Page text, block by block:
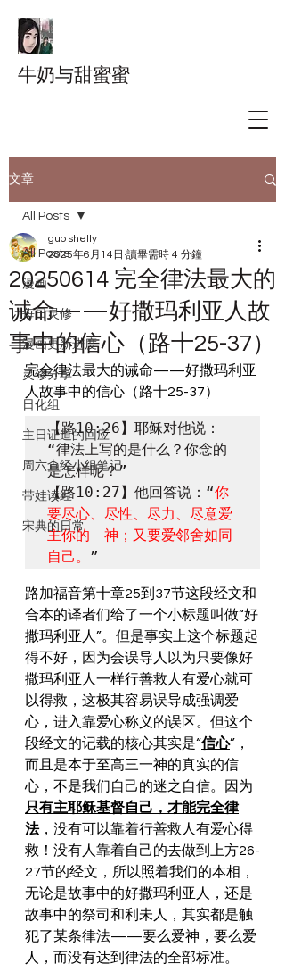
牛奶与甜蜜蜜
文章
All Posts
漫画
每日灵修
漫画更新进度
灵修分享
日化组
主日证道的回应
周六查经小组笔记
带娃读经
宋典的日常
All Posts
20250614 完全律法最大的
诫命——好撒玛利亚人故
事中的信心（路十25-37）
guo shelly
2025年6月14日 讀畢需時 4 分鐘
完全律法最大的诫命——好撒玛利亚
人故事中的信心（路十25-37）
【路10:26】耶稣对他说：
“律法上写的是什么？你念的
是怎样呢？”
【路10:27】他回答说：“你
要尽心、尽性、尽力、尽意爱
主你的　神；又要爱邻舍如同
自己。 ”
路加福音第十章25到37节这段经文和
合本的译者们给了一个小标题叫做“好
撒玛利亚人”。但是事实上这个标题起
得不好，因为会误导人以为只要像好
撒玛利亚人一样行善救人有爱心就可
以得救，这极其容易误导成强调爱
心，进入靠爱心称义的误区。但这个
段经文的记载的核心其实是“信心”，
而且是本于至高三一神的真实的信
心，不是我们自己的迷之自信。因为
只有主耶稣基督自己，才能完全律
法，没有可以靠着行善救人有爱心得
救！没有人靠着自己的去做到上方26-
27节的经文，所以照着我们的本相，
无论是故事中的好撒玛利亚人，还是
故事中的祭司和利未人，其实都是触
犯了某条律法——要么爱神，要么爱
人，而没有达到律法的全部标准。